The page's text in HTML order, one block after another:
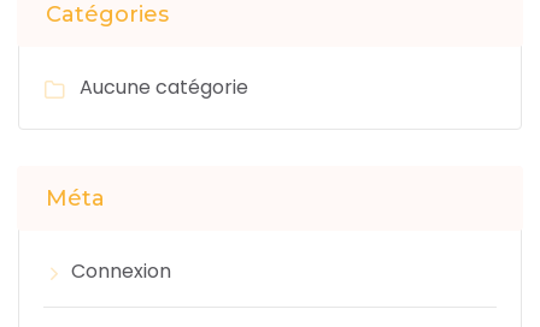
Catégories
Aucune catégorie
Méta
Connexion